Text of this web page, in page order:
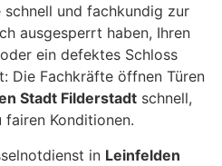
und fachkundig zur
ausgesperrt haben, Ihren
ein defektes Schloss
Die Fachkräfte öffnen Türen
Stadt Filderstadt schnell,
Konditionen.
in Leinfelden